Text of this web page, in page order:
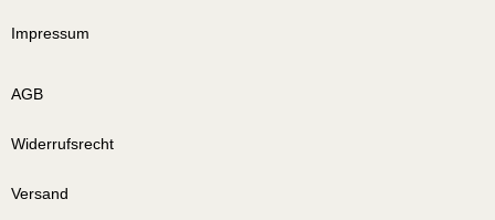
Impressum
AGB
Widerrufsrecht
Versand